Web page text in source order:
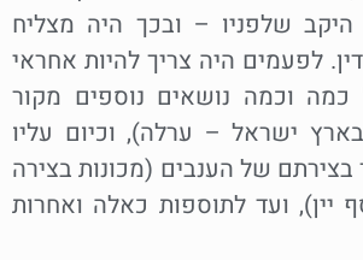
שלפניו – ובכך היה מצליח
לפעמים היה צריך להיות אחראי
וכמה נושאים נוספים מקור
ישראל – ערלה), וכיום עליו
של הענבים (מכונות בצירה
יין), ועד לתוספות כאלה ואחרות